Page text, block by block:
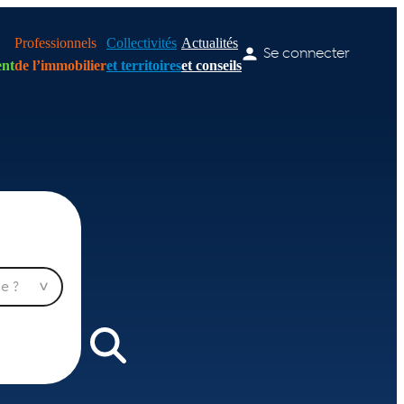
Professionnels
de l’immobilier
Collectivités
et territoires
Actualités
et conseils
Se connecter